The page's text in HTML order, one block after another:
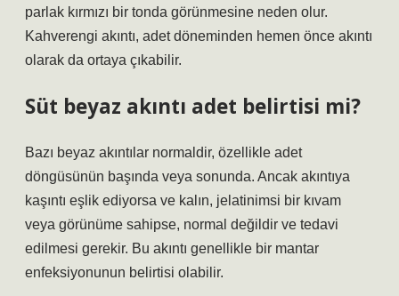
parlak kırmızı bir tonda görünmesine neden olur.
Kahverengi akıntı, adet döneminden hemen önce akıntı
olarak da ortaya çıkabilir.
Süt beyaz akıntı adet belirtisi mi?
Bazı beyaz akıntılar normaldir, özellikle adet
döngüsünün başında veya sonunda. Ancak akıntıya
kaşıntı eşlik ediyorsa ve kalın, jelatinimsi bir kıvam
veya görünüme sahipse, normal değildir ve tedavi
edilmesi gerekir. Bu akıntı genellikle bir mantar
enfeksiyonunun belirtisi olabilir.